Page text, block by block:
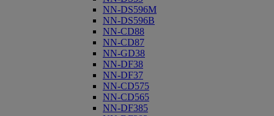
NN-DS596M
NN-DS596B
NN-CD88
NN-CD87
NN-GD38
NN-DF38
NN-DF37
NN-CD575
NN-CD565
NN-DF385